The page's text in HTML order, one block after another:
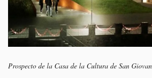
Prospecto de la Casa de la Cultura de San